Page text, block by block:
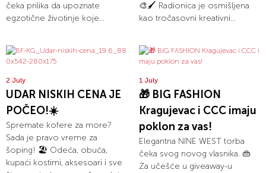
čeka prilika da upoznate
egzotične životinje koje...
🎨🖌️ Radionica je osmišljena
kao tročasovni kreativni...
2 July
UDAR NISKIH CENA JE
POČEO!☀️
Spremate kofere za more?
Sada je pravo vreme za
šoping! 🏖️ Odeća, obuća,
kupaći kostimi, aksesoari i sve
1 July
🎁 BIG FASHION
Kragujevac i CCC imaju
poklon za vas!
Elegantna NINE WEST torba
čeka svog novog vlasnika. 👜
Za učešće u giveaway-u